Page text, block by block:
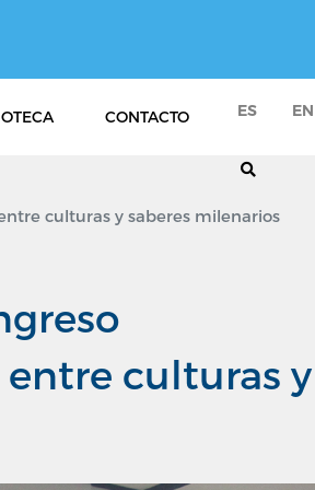
CONTACTO ES EN
culturas y saberes milenarios
culturas y